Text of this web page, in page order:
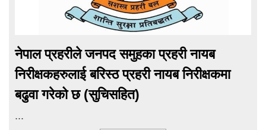
नेपाल प्रहरीले जनपद समुहका प्रहरी नायब
निरीक्षकहरुलाई बरिस्ठ प्रहरी नायब निरीक्षकमा
बढुवा गरेको छ (सुचिसहित)
...